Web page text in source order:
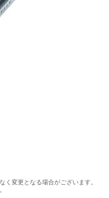
変更となる場合がございます。